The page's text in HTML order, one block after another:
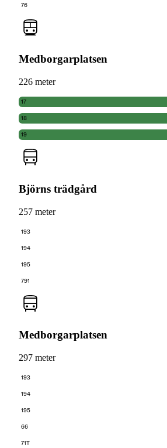
76
Medborgarplatsen
226 meter
17
18
19
Björns trädgård
257 meter
193
194
195
791
Medborgarplatsen
297 meter
193
194
195
66
71T